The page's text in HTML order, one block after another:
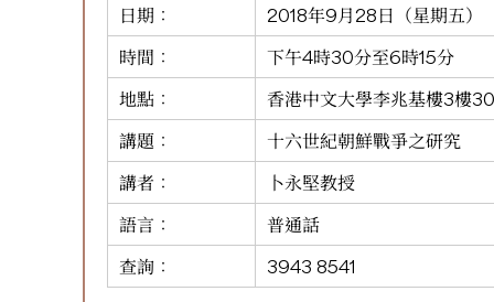
日期：
2018年9月28日（星期五）
時間：
下午4時30分至6時15分
地點：
香港中文大學李兆基樓3樓
講題：
十六世紀朝鮮戰爭之研究
講者：
卜永堅教授
語言：
普通話
查詢：
3943 8541